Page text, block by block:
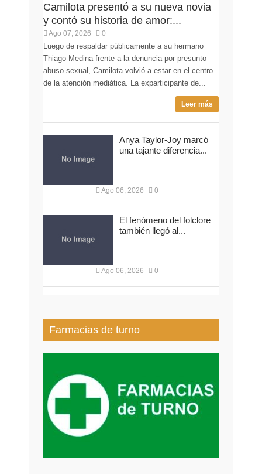
Camilota presentó a su nueva novia
y contó su historia de amor:...
Ago 07, 2026 0
Luego de respaldar públicamente a su hermano
Thiago Medina frente a la denuncia por presunto
abuso sexual, Camilota volvió a estar en el centro
de la atención mediática. La exparticipante de...
Leer más
Anya Taylor-Joy marcó
una tajante diferencia...
Ago 06, 2026 0
El fenómeno del folclore
también llegó al...
Ago 06, 2026 0
Farmacias de turno